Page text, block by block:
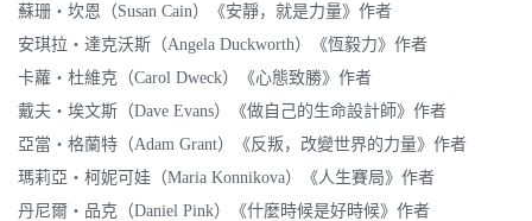
蘇珊‧坎恩（Susan Cain）《安靜，就是力量》作者
安琪拉‧達克沃斯（Angela Duckworth）《恆毅力》作者
卡蘿‧杜維克（Carol Dweck）《心態致勝》作者
戴夫‧埃文斯（Dave Evans）《做自己的生命設計師》作者
亞當‧格蘭特（Adam Grant）《反叛，改變世界的力量》作者
瑪莉亞‧柯妮可娃（Maria Konnikova）《人生賽局》作者
丹尼爾‧品克（Daniel Pink）《什麼時候是好時候》作者